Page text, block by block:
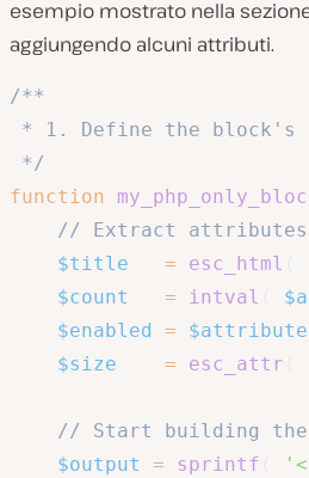
esempio mostrato nella
aggiungendo alcuni attributi.
/**
* 1. Define the block's
*/
function
// Extract attributes
$title
= esc_html
$count
= intval
$enabled
=
$size
= esc_attr
// Start building the
$output
= sprintf